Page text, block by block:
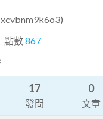
點數867
17
發問
0
文章